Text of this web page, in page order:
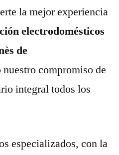
la mejor experiencia
electrodomésticos
de
compromiso de
integral todos los
especializados, con la